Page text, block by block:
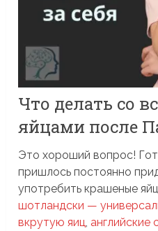
Что делать со
яйцами после
Это хороший вопрос!
пришлось постоянно
употребить крашеные
шотландски —
вкрутую яиц, английские